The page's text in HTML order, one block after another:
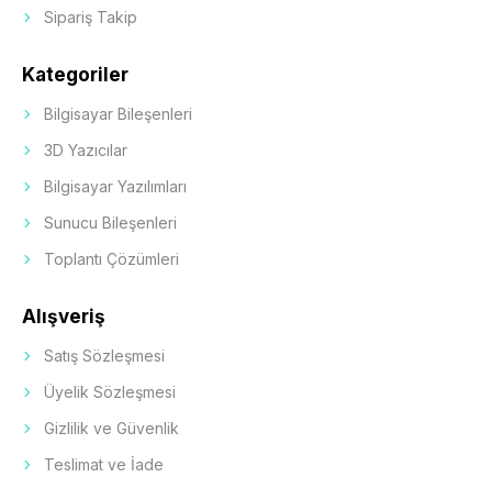
Sipariş Takip
Kategoriler
Bilgisayar Bileşenleri
3D Yazıcılar
Bilgisayar Yazılımları
Sunucu Bileşenleri
Toplantı Çözümleri
Alışveriş
Satış Sözleşmesi
Üyelik Sözleşmesi
Gizlilik ve Güvenlik
Teslimat ve İade